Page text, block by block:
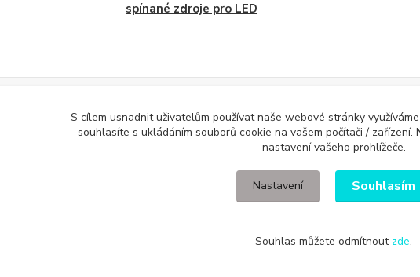
spínané zdroje pro LED
povinen vystavit kupujícímu účtenku. Zároveň je povinen zaevidovat přijatou
S cílem usnadnit uživatelům používat naše webové stránky
souhlasíte s ukládáním souborů cookie na vašem počítači / zařízení.
nastavení vašeho prohlížeče.
Nastavení Souhlasím
Souhlas můžete odmítnout zde.